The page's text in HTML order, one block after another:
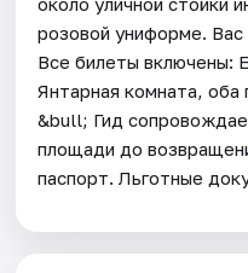
розовой униформе.
Все билеты включены:
Янтарная комната, оба
&bull; Гид
площади до
паспорт. Льготные